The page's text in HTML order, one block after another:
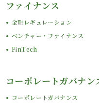
ファイナンス
金融レギュレーション
ベンチャー・ファイナンス
FinTech
コーポレートガバナン
コーポレートガバナンス